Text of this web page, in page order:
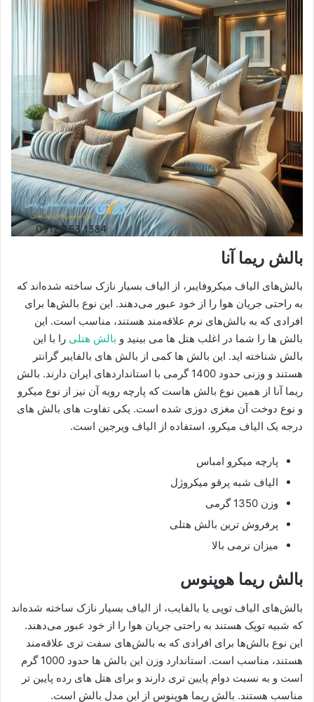
بالش ریما آنا
بالش‌های الیاف میکروفایبر، از الیاف بسیار نازک ساخته شده‌اند که
به راحتی جریان هوا را از خود عبور می‌دهند. این نوع بالش‌ها برای
افرادی که به بالش‌های نرم علاقه‌مند هستند، مناسب است. این
بالش ها را شما در اغلب هتل ها می بینید و بالش هتلی را با این
بالش شناخته اید. این بالش ها کمی از بالش های بالفایبر گرانتر
هستند و وزنی حدود 1400 گرمی با استانداردهای ایران دارند. بالش
ریما آنا از همین نوع بالش هاست که پارچه رویه آن نیز از نوع میکرو
و نوع دوخت آن مغزی دوزی شده است. یکی تفاوت های بالش های
درجه یک الیاف میکرو، استفاده از الیاف ویرجین است.
پارچه میکرو امباس
الیاف شبه پرقو میکروژل
وزن 1350 گرمی
پرفروش ترین بالش هتلی
میزان نرمی بالا
بالش ریما هوپنوس
بالش‌های الیاف توپی یا بالفایب، از الیاف بسیار نازک ساخته شده‌اند
که شبیه توپک هستند به راحتی جریان هوا را از خود عبور می‌دهند.
این نوع بالش‌ها برای افرادی که به بالش‌های سفت تری علاقه‌مند
هستند، مناسب است. استاندارد وزن این بالش ها حدود 1000 گرم
است و به نسبت دوام پایین تری دارند و برای هتل های رده پایین تر
مناسب هستند. بالش ریما هوپنوس از این مدل بالش است.